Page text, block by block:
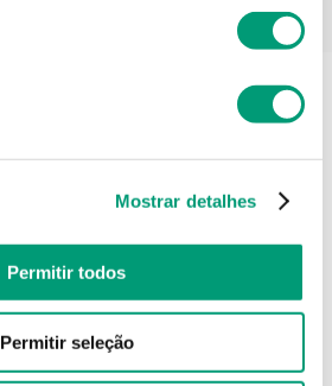
Mostrar detalhes
Permitir todos
Permitir seleção